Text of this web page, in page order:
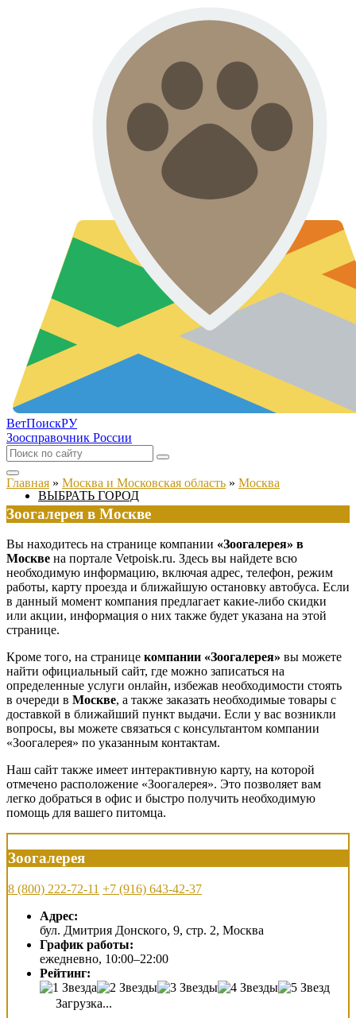
ВетПоискРУ
Зоосправочник России
ВЫБРАТЬ ГОРОД
Главная » Москва и Московская область » Москва
Зоогалерея в Москве
Вы находитесь на странице компании «Зоогалерея» в
Москве на портале Vetpoisk.ru. Здесь вы найдете всю
необходимую информацию, включая адрес, телефон, режим
работы, карту проезда и ближайшую остановку автобуса. Если
в данный момент компания предлагает какие-либо скидки
или акции, информация о них также будет указана на этой
странице.
Кроме того, на странице компании «Зоогалерея» вы можете
найти официальный сайт, где можно записаться на
определенные услуги онлайн, избежав необходимости стоять
в очереди в Москве, а также заказать необходимые товары с
доставкой в ближайший пункт выдачи. Если у вас возникли
вопросы, вы можете связаться с консультантом компании
«Зоогалерея» по указанным контактам.
Наш сайт также имеет интерактивную карту, на которой
отмечено расположение «Зоогалерея». Это позволяет вам
легко добраться в офис и быстро получить необходимую
помощь для вашего питомца.
Зоогалерея
8 (800) 222-72-11 +7 (916) 643-42-37
Адрес:
бул. Дмитрия Донского, 9, стр. 2, Москва
График работы:
ежедневно, 10:00–22:00
Рейтинг:
Загрузка...